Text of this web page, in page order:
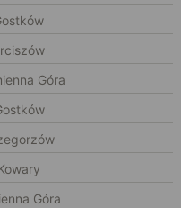
Góra
Góra